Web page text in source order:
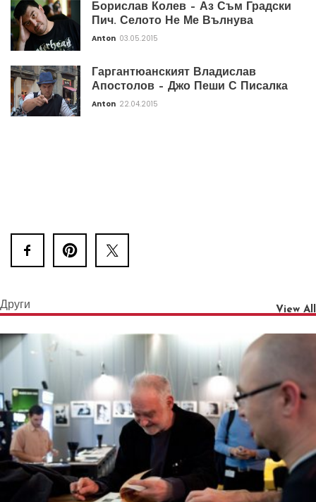
Борислав Колев – Аз Съм Градски
Пич. Селото Не Ме Вълнува
Anton 03.05.2015
Гаргантюанският Владислав
Апостолов – Джо Пеши С Писалка
Anton 22.04.2015
Други View All